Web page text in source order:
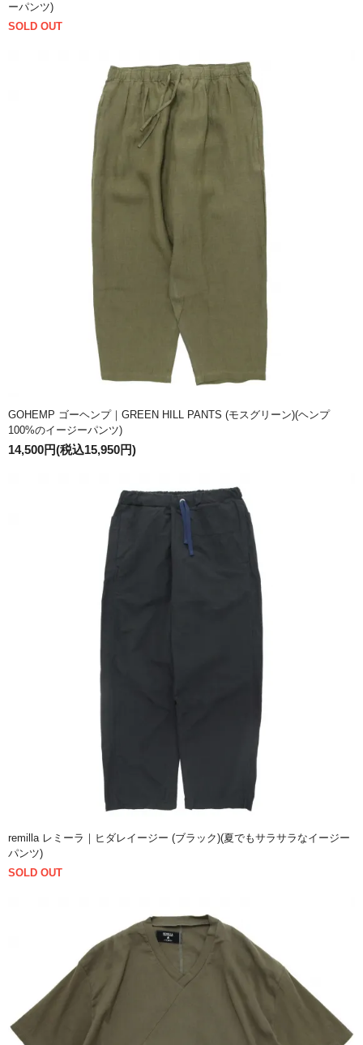
ーパンツ)
SOLD OUT
GOHEMP ゴーヘンプ｜GREEN HILL PANTS (モスグリーン)(ヘンプ
100%のイージーパンツ)
14,500円(税込15,950円)
remilla レミーラ｜ヒダレイージー (ブラック)(夏でもサラサラなイージー
パンツ)
SOLD OUT